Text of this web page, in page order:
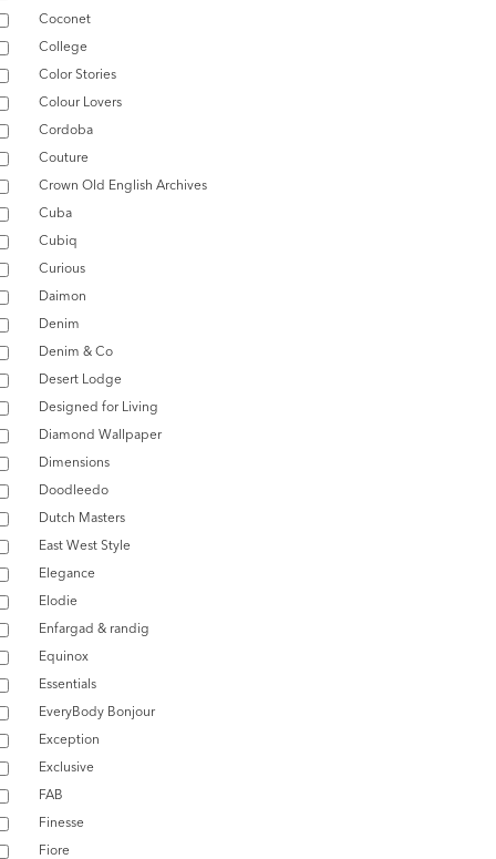
Coconet
College
Color Stories
Colour Lovers
Cordoba
Couture
Crown Old English Archives
Cuba
Cubiq
Curious
Daimon
Denim
Denim & Co
Desert Lodge
Designed for Living
Diamond Wallpaper
Dimensions
Doodleedo
Dutch Masters
East West Style
Elegance
Elodie
Enfargad & randig
Equinox
Essentials
EveryBody Bonjour
Exception
Exclusive
FAB
Finesse
Fiore